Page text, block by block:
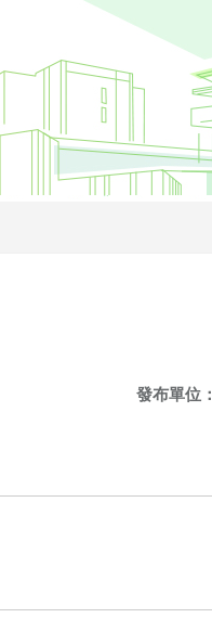
發布單位：